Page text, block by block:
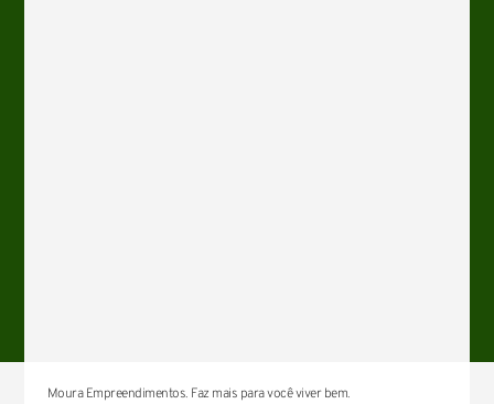
Moura Empreendimentos. Faz mais para você viver bem.